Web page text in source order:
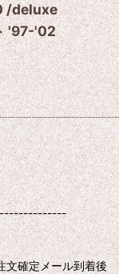
/deluxe
'97-'02
文確定メール到着後